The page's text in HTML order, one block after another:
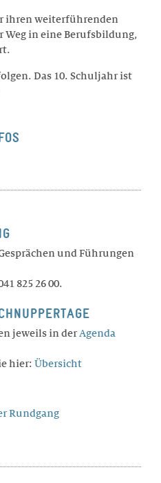
ihren weiterführenden
Weg in eine Berufsbildung,
Das 10. Schuljahr ist
und Führungen
825 26 00.
jeweils in derAgenda
hier: Übersicht
Rundgang